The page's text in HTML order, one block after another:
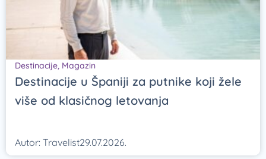
Destinacije, Magazin
Destinacije u Španiji za putnike koji žele
više od klasičnog letovanja
Autor: Travelist29.07.2026.